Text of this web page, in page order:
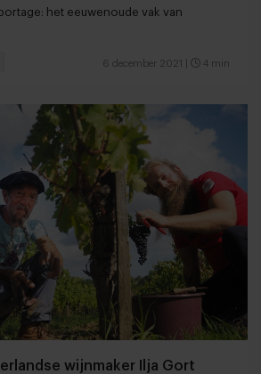
het eeuwenoude vak van
6 december 2021 4 min
wijnmaker Ilja Gort